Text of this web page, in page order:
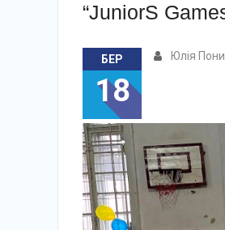
“JuniorS
БЕР
18
Юлія